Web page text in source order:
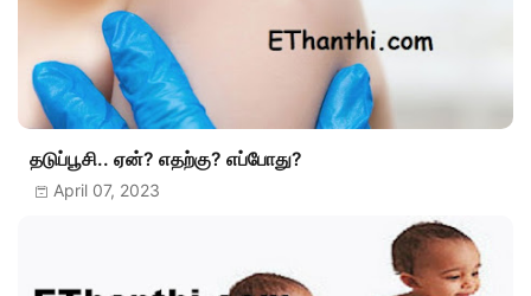
தடுப்பூசி.. ஏன்? எதற்கு? எப்போது?
April 07, 2023